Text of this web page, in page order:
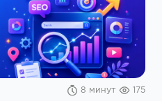
8 минут 175